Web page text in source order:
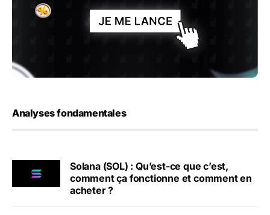
Analyses fondamentales
Solana (SOL) : Qu’est-ce que c’est,
comment ça fonctionne et comment en
acheter ?